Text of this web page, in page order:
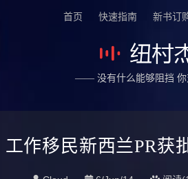
首页 快速指南 新书订
—— 没有什么能够阻挡 你
工作移民新西兰PR获